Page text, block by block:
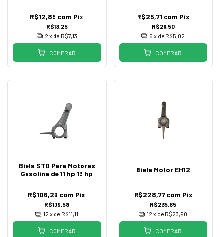
R$13,25
R$12,85 com Pix
2 x de R$7,13
COMPRAR
R$26,50
R$25,71 com Pix
6 x de R$5,02
COMPRAR
Biela STD Para Motores
Gasolina de 11 hp 13 hp
R$109,58
R$106,29 com Pix
12 x de R$11,11
COMPRAR
Biela Motor EH12
R$235,85
R$228,77 com Pix
12 x de R$23,90
COMPRAR